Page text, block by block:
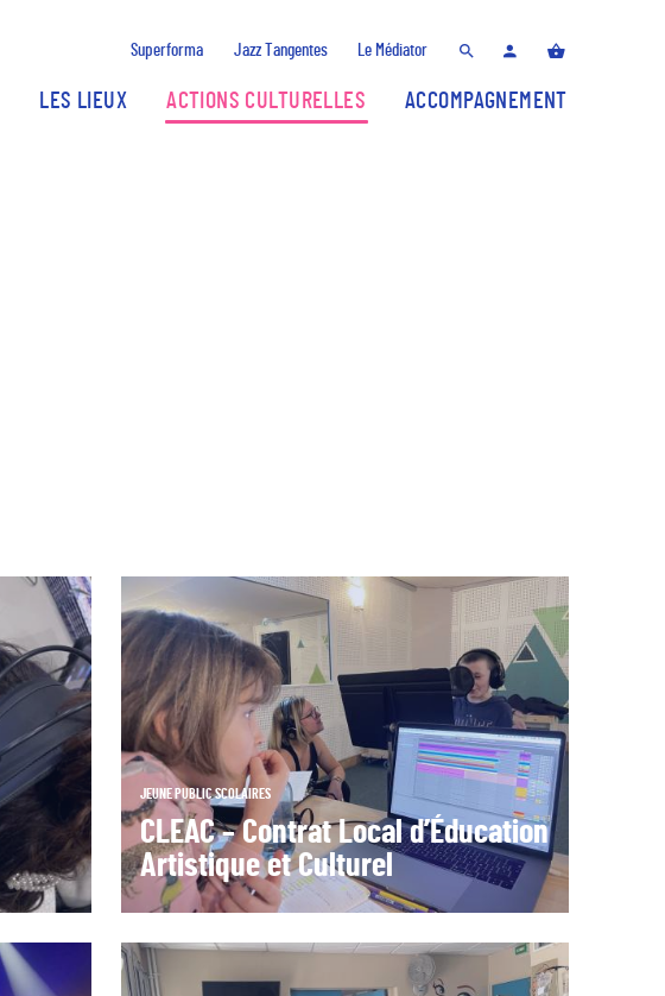
Superforma Jazz Tangentes Le Médiator
LES LIEUX ACTIONS CULTURELLES ACCOMPAGNEMENT
JEUNE PUBLICSCOLAIRES
CLEAC – Contrat Local d’Éducation
Artistique et Culturel